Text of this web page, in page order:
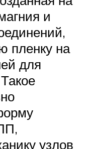
и
пленку на
для
узлов